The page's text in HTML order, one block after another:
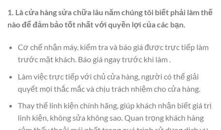
1. Là cửa hàng sửa chữa lâu năm chúng tôi biết phải làm thế
nào để đảm bảo tốt nhất với quyền lợi của các bạn.
Cơ chế nhận máy, kiểm tra và báo giá được trực tiếp làm
trước mặt khách. Báo giá ngay trước khi làm .
Làm việc trực tiếp với chủ cửa hàng, người có thể giải
quyết mọi thắc mắc và chịu trách nhiệm cho cửa hàng.
Thay thế linh kiện chính hãng, giúp khách nhận biết giá trị
linh kiện, không sửa không sao. Quan trọng khách hàng